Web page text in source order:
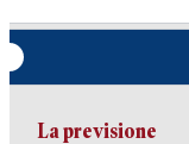
La previsione